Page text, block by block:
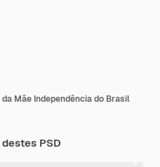
Mãe Independência do Brasil
PSD